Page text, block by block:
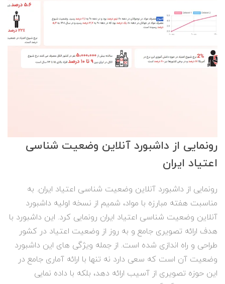
رونمایی از داشبورد آنلاین وضعیت شناسی
اعتیاد ایران
رونمایی از داشبورد آنلاین وضعیت شناسی اعتیاد ایران. به
مناسبت هفته مبارزه با مواد، شمیم از نسخه اولیه داشبورد
آنلاین وضعیت شناسی اعتیاد ایران رونمایی کرد. این داشبورد با
هدف ارائه تصویری جامع و به روز از وضعیت اعتیاد در کشور
طراحی و راه اندازی شده است. از جمله ویژگی های این داشبورد
وضعیت آن است که سعی دارد نه تنها با ارائه آماری جامع در
این حوزه تصویری از آسیب ارائه دهد، بلکه با داده نمایی